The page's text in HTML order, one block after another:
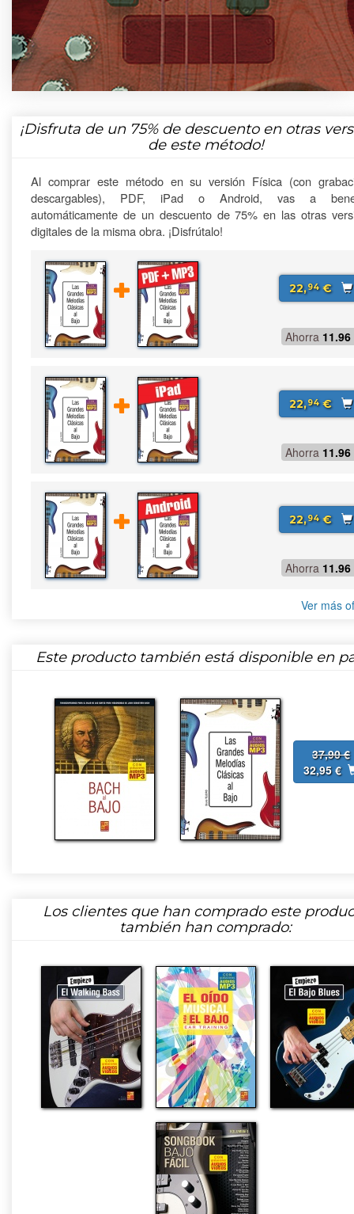
¡Disfruta de un 75%de descuento en otras
de este método!
Al comprar este método en su versión Física (con
descargables), PDF, iPad o Android, vas a
automáticamente de un descuento de 75% en las otras
digitales de la misma obra. ¡Disfrútalo!
22,94€
Ahorra 11.96
22,94€
Ahorra 11.96
22,94€
Ahorra 11.96
Ver más
Este producto también está disponible en
37,90 €
32,95 €
Los clientes que han comprado este
también han comprado: